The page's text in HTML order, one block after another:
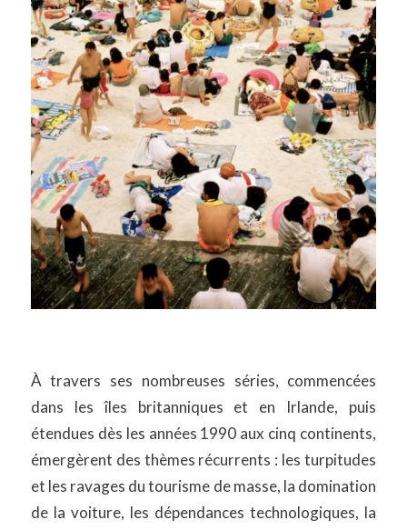
À travers ses nombreuses séries, commencées
dans les îles britanniques et en Irlande, puis
étendues dès les années 1990 aux cinq continents,
émergèrent des thèmes récurrents : les turpitudes
et les ravages du tourisme de masse, la domination
de la voiture, les dépendances technologiques, la